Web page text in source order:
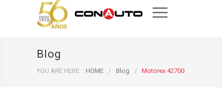
Blog
YOU ARE HERE: HOME / Blog / Motorex 42700